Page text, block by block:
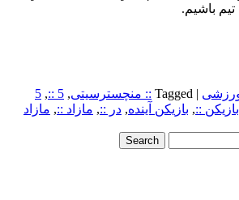
باشیم.
ورزشی |
Tagged :: منچسترسیتی,
5 ::
,
5
بازیکن ::, بازیکن آینده, در ::, مازاد ::, مازاد